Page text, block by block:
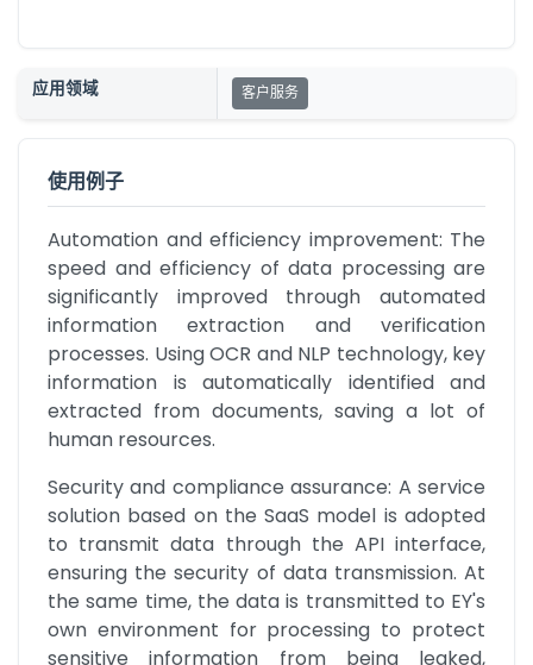
应用领域 客户服务
使用例子
Automation and efficiency improvement: The
speed and efficiency of data processing are
significantly improved through automated
information extraction and verification
processes. Using OCR and NLP technology, key
information is automatically identified and
extracted from documents, saving a lot of
human resources.
Security and compliance assurance: A service
solution based on the SaaS model is adopted
to transmit data through the API interface,
ensuring the security of data transmission. At
the same time, the data is transmitted to EY's
own environment for processing to protect
sensitive information from being leaked,